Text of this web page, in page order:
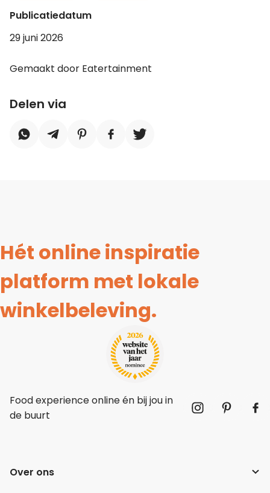
Publicatiedatum
29 juni 2026
Gemaakt door Eatertainment
Delen via
Hét online inspiratie
platform met lokale
winkelbeleving.
Food experience online én bij jou in
de buurt
Over ons